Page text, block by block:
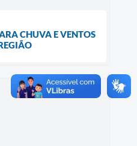
CHUVA E VENTOS